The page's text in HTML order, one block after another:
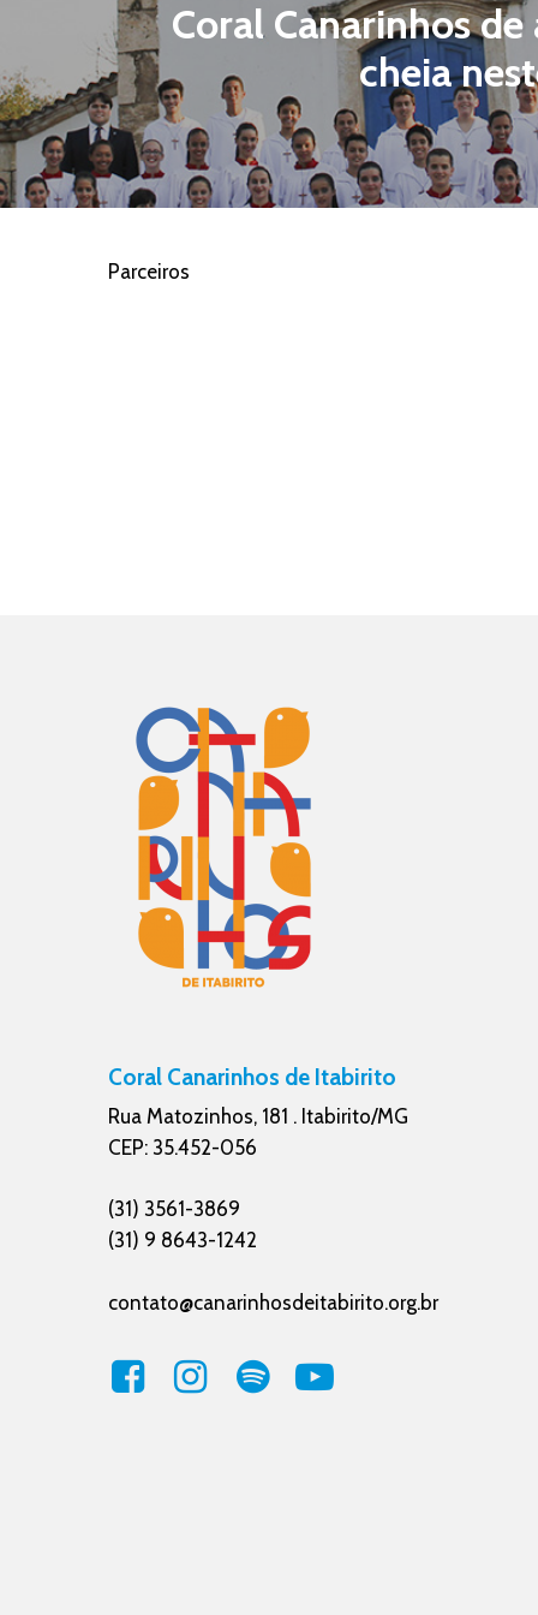
Coral Canarinhos de
cheia
Parceiros
Coral Canarinhos de Itabirito
Rua Matozinhos, 181 . Itabirito/MG
CEP: 35.452-056
(31) 3561-3869
(31) 9 8643-1242
contato@canarinhosdeitabirito.org.br